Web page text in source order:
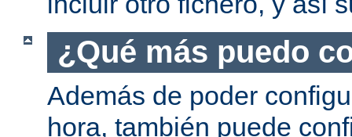
¿Qué más puedo
Además de poder
hora, también puede